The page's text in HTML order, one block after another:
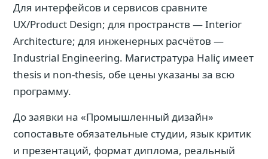
Для интерфейсов и сервисов сравните
UX/Product Design; для пространств — Interior
Architecture; для инженерных расчётов —
Industrial Engineering. Магистратура Haliç имеет
thesis и non-thesis, обе цены указаны за всю
программу.
До заявки на «Промышленный дизайн»
сопоставьте обязательные студии, язык критик
и презентаций, формат диплома, реальный